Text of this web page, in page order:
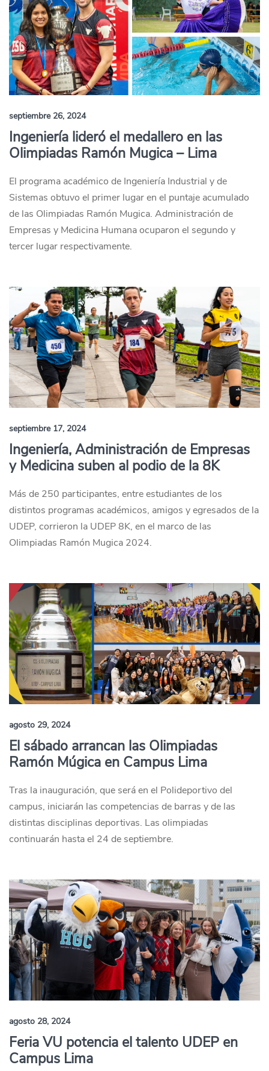
septiembre 26, 2024
Ingeniería lideró el medallero en las
Olimpiadas Ramón Mugica – Lima
El programa académico de Ingeniería Industrial y de
Sistemas obtuvo el primer lugar en el puntaje acumulado
de las Olimpiadas Ramón Mugica. Administración de
Empresas y Medicina Humana ocuparon el segundo y
tercer lugar respectivamente.
septiembre 17, 2024
Ingeniería, Administración de Empresas
y Medicina suben al podio de la 8K
Más de 250 participantes, entre estudiantes de los
distintos programas académicos, amigos y egresados de la
UDEP, corrieron la UDEP 8K, en el marco de las
Olimpiadas Ramón Mugica 2024.
agosto 29, 2024
El sábado arrancan las Olimpiadas
Ramón Múgica en Campus Lima
Tras la inauguración, que será en el Polideportivo del
campus, iniciarán las competencias de barras y de las
distintas disciplinas deportivas. Las olimpiadas
continuarán hasta el 24 de septiembre.
agosto 28, 2024
Feria VU potencia el talento UDEP en
Campus Lima